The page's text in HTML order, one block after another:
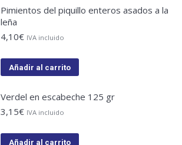
Pimientos del piquillo enteros asados a la
leña
4,10€ IVA incluido
Añadir al carrito
Verdel en escabeche 125 gr
3,15€ IVA incluido
Añadir al carrito